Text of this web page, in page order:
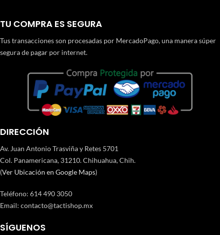
TU COMPRA ES SEGURA
Tus transacciones son procesadas por MercadoPago, una manera súper
segura de pagar por internet.
DIRECCIÓN
Av. Juan Antonio Trasviña y Retes 5701
Col. Panamericana, 31210. Chihuahua, Chih.
(Ver Ubicación en Google Maps)
Teléfono: 614 490 3050
Email: contacto@tactishop.mx
SÍGUENOS